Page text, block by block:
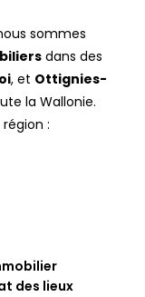
sommes
dans des
, et Ottignies-
la Wallonie.
:
des lieux